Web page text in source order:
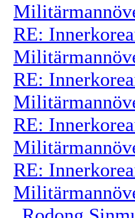
RE:
RE:
RE:
RE: